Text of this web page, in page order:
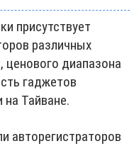
присутствует
различных
ценового диапазона
гаджетов
на Тайване.
авторегистраторов